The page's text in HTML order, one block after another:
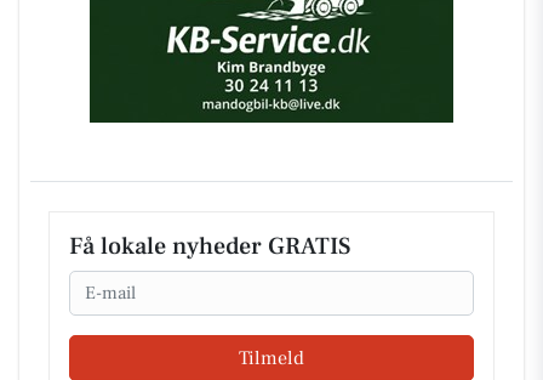
Få lokale nyheder GRATIS
Email
Tilmeld